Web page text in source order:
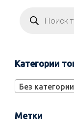
Категории
Без
Метки